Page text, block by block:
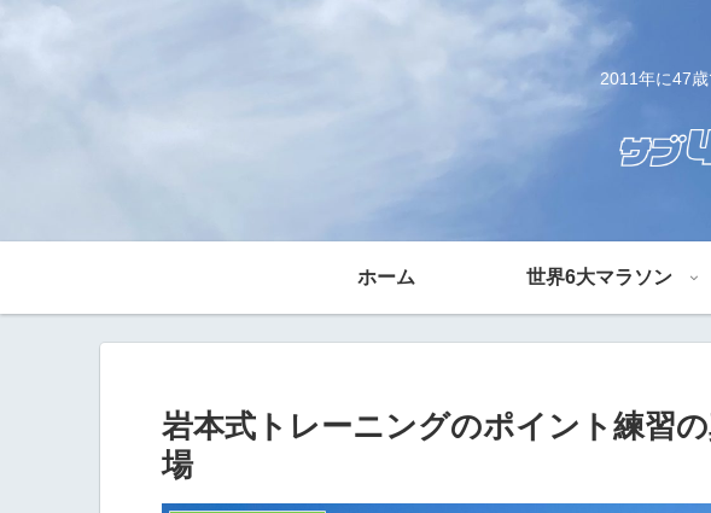
2011年に47
ホーム 世界6大マラソン
岩本式トレーニングのポイント練習
場